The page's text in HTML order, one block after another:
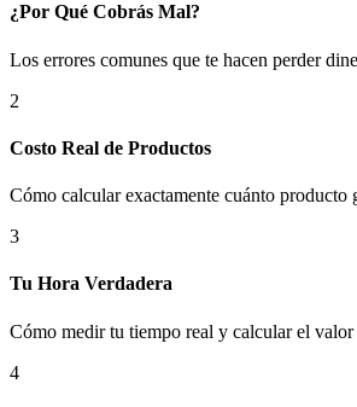
¿Por Qué Cobrás Mal?
Los errores comunes que te hacen perder
2
Costo Real de Productos
Cómo calcular exactamente cuánto producto
3
Tu Hora Verdadera
Cómo medir tu tiempo real y calcular el valor
4